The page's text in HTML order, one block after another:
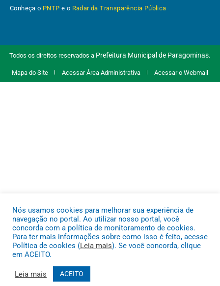
Conheça o PNTP e o Radar da Transparência Pública
Todos os direitos reservados a Prefeitura Municipal de Paragominas.
Mapa do Site Acessar Área Administrativa Acessar o Webmail
Nós usamos cookies para melhorar sua experiência de
navegação no portal. Ao utilizar nosso portal, você
concorda com a política de monitoramento de cookies.
Para ter mais informações sobre como isso é feito, acesse
Política de cookies (Leia mais). Se você concorda, clique
em ACEITO.
Leia mais ACEITO